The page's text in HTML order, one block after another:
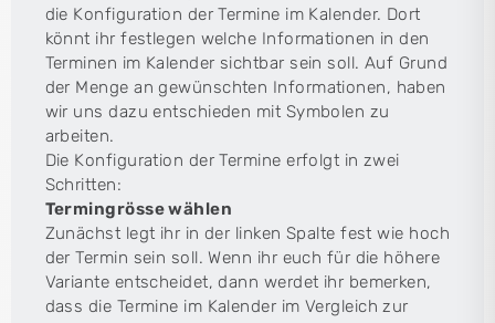
die Konfiguration der Termine im Kalender. Dort
könnt ihr festlegen welche Informationen in den
Terminen im Kalender sichtbar sein soll. Auf Grund
der Menge an gewünschten Informationen, haben
wir uns dazu entschieden mit Symbolen zu
arbeiten.
Die Konfiguration der Termine erfolgt in zwei
Schritten:
Termingrösse wählen
Zunächst legt ihr in der linken Spalte fest wie hoch
der Termin sein soll. Wenn ihr euch für die höhere
Variante entscheidet, dann werdet ihr bemerken,
dass die Termine im Kalender im Vergleich zur